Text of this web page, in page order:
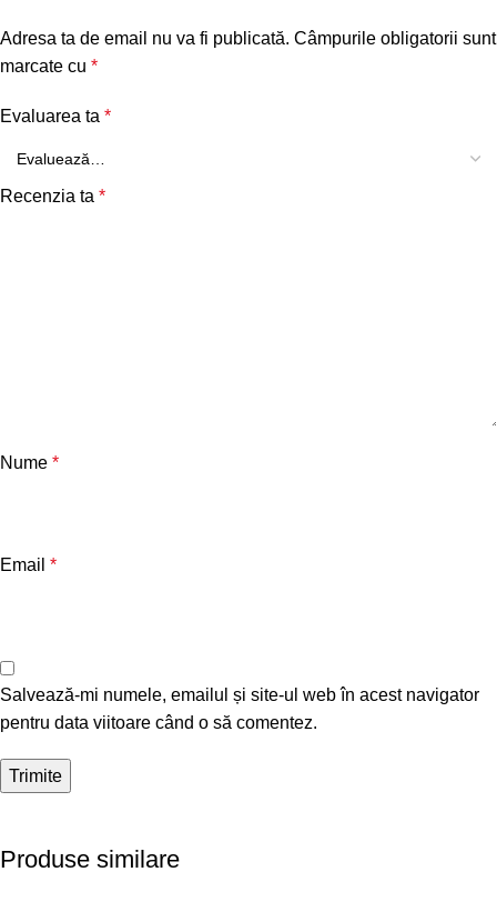
Adresa ta de email nu va fi publicată. Câmpurile obligatorii sunt
marcate cu *
Evaluarea ta *
Recenzia ta *
Nume *
Email *
Salvează-mi numele, emailul și site-ul web în acest navigator
pentru data viitoare când o să comentez.
Produse similare